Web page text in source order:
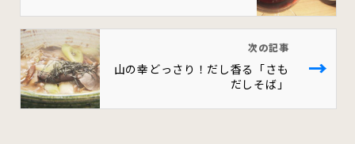
次の記事
山の幸どっさり！だし香る「さも
だしそば」
→